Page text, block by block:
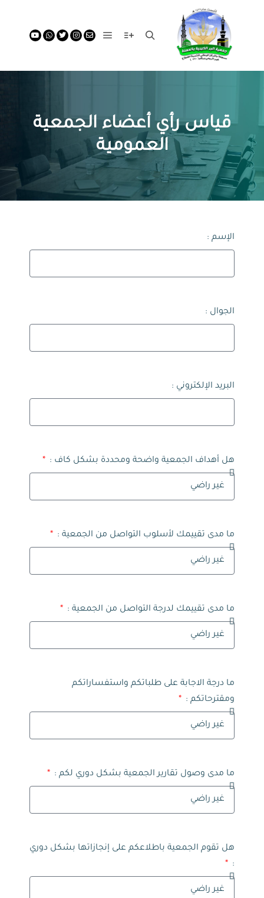
قياس رأي أعضاء الجمعية
العمومية
الإسم :
الجوال :
البريد الإلكتروني :
هل أهداف الجمعية واضحة ومحددة بشكل كاف :
ما مدى تقييمك لأسلوب التواصل من الجمعية :
ما مدى تقييمك لدرجة التواصل من الجمعية :
ما درجة الاجابة على طلباتكم واستفساراتكم
ومقترحاتكم :
ما مدى وصول تقارير الجمعية بشكل دوري لكم :
هل تقوم الجمعية باطلاعكم على إنجازاتها بشكل دوري
: